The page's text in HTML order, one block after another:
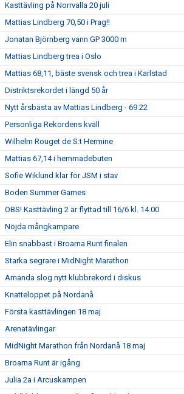
Kasttävling på Norrvalla 20 juli
Mattias Lindberg 70,50 i Prag!!
Jonatan Björnberg vann GP 3000 m
Mattias Lindberg trea i Oslo
Mattias 68,11, bäste svensk och trea i Karlstad
Distriktsrekordet i längd 50 år
Nytt årsbästa av Mattias Lindberg - 69.22
Personliga Rekordens kväll
Wilhelm Rouget de S:t Hermine
Mattias 67,14 i hemmadebuten
Sofie Wiklund klar för JSM i stav
Boden Summer Games
OBS! Kasttävling 2 är flyttad till 16/6 kl. 14.00
Nöjda mångkampare
Elin snabbast i Broarna Runt finalen
Starka segrare i MidNight Marathon
Amanda slog nytt klubbrekord i diskus
Knatteloppet på Nordanå
Första kasttävlingen 18 maj
Arenatävlingar
MidNight Marathon från Nordanå 18 maj
Broarna Runt är igång
Julia 2a i Arcuskampen